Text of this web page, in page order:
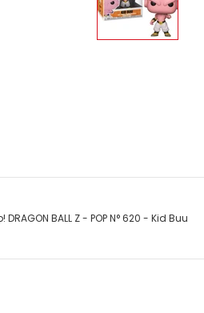
DRAGON BALL Z - POP N° 620 - Kid Buu